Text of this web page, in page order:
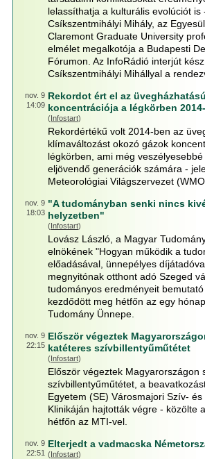
lelassíthatja a kulturális evolúciót is
Csíkszentmihályi Mihály, az
Claremont Graduate University
elmélet megalkotója a Budapesti
Fórumon. Az InfoRádió interjút
Csíkszentmihályi Mihállyal a
nov. 9
14:09
Rekordot ért el az
koncentrációja a légkörben
(Infostart)
Rekordértékű volt 2014-ben az
klímaváltozást okozó gázok
légkörben, ami még
eljövendő generációk számára -
Meteorológiai Világszervezet
nov. 9
18:03
"A tudományban senki nincs
helyzetben"
(Infostart)
Lovász László, a Magyar
elnökének "Hogyan működik a
előadásával, ünnepélyes
megnyitónak otthont adó Szeged
tudományos eredményeit
kezdődött meg hétfőn az egy
Tudomány Ünnepe.
nov. 9
22:15
Először végeztek
katéteres szívbillentyűműtétet
(Infostart)
Először végeztek Magyarországon
szívbillentyűműtétet, a
Egyetem (SE) Városmajori Szív-
Klinikáján hajtották végre - közölte
hétfőn az MTI-vel.
nov. 9
22:51
Elterjedt a vadmacska
(Infostart)